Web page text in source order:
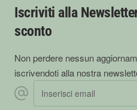
Iscriviti alla
sconto
Non perdere nessun
iscrivendoti alla nostra
Inserisci email